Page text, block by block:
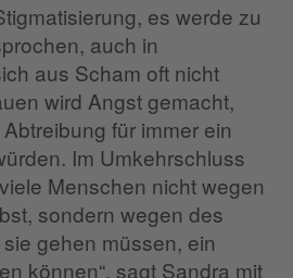
es werde zu
auch in
aus Scham oft nicht
wird Angst gemacht,
für immer ein
Im Umkehrschluss
Menschen nicht wegen
sondern wegen des
gehen müssen, ein
können“, sagt Sandra mit